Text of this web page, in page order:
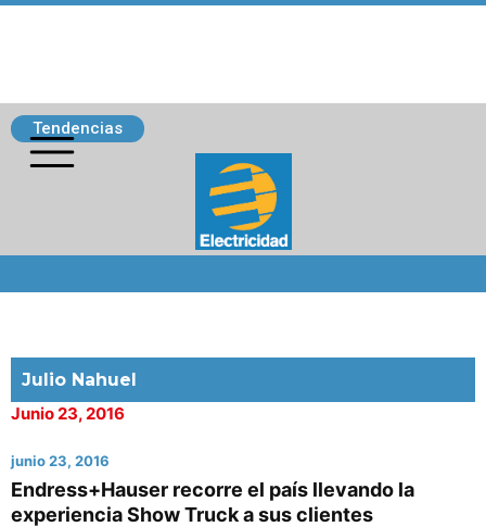
Tendencias
Julio Nahuel
Junio 23, 2016
junio 23, 2016
Endress+Hauser recorre el país llevando la
experiencia Show Truck a sus clientes